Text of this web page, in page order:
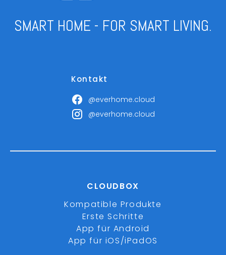
SMART HOME - FOR SMART LIVING.
Kontakt
@everhome.cloud
@everhome.cloud
CLOUDBOX
Kompatible Produkte
Erste Schritte
App für Android
App für iOS/iPadOS